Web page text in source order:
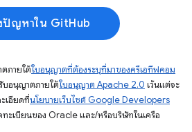
ปัญหาใน GitHub
ภายใต้ใบอนุญาตที่ต้องระบุที่มาของครีเอทีฟคอม
บอนุญาตภายใต้ใบอนุญาต Apache 2.0 เว้นแต่จะ
เอียดที่นโยบายเว็บไซต์ Google Developers
ทะเบียนของ Oracle และ/หรือบริษัทในเครือ